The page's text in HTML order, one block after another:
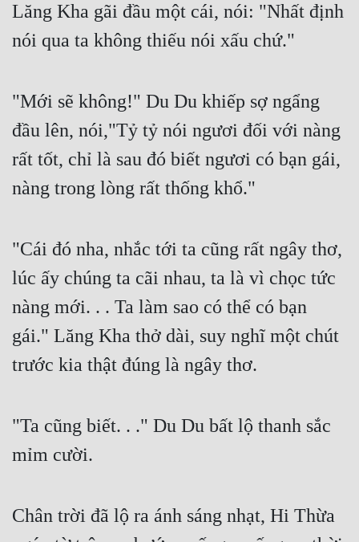
Tiên Hiệp
Tiểu Thuyết
Triều Đấu
Trùng Sinh
Trọng Sinh
Tu Chân
Vô Địch
Võ Hiệp
Võng Du
Xuyên Nhanh
Xuyên Sách
Điền Văn
Lăng Kha gãi đầu một cái, nói: "Nhất định
nói qua ta không thiếu nói xấu chứ."
"Mới sẽ không!" Du Du khiếp sợ ngẩng
đầu lên, nói,"Tỷ tỷ nói ngươi đối với nàng
rất tốt, chỉ là sau đó biết ngươi có bạn gái,
nàng trong lòng rất thống khổ."
"Cái đó nha, nhắc tới ta cũng rất ngây thơ,
lúc ấy chúng ta cãi nhau, ta là vì chọc tức
nàng mới. . . Ta làm sao có thể có bạn
gái." Lăng Kha thở dài, suy nghĩ một chút
trước kia thật đúng là ngây thơ.
"Ta cũng biết. . ." Du Du bất lộ thanh sắc
mỉm cười.
Chân trời đã lộ ra ánh sáng nhạt, Hi Thừa